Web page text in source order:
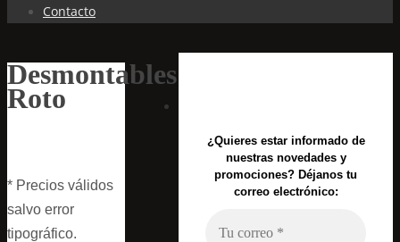
Contacto
Desmontables
Roto
* Precios válidos
salvo error
tipográfico.
¿Quieres estar informado de
nuestras novedades y
promociones? Déjanos tu
correo electrónico: